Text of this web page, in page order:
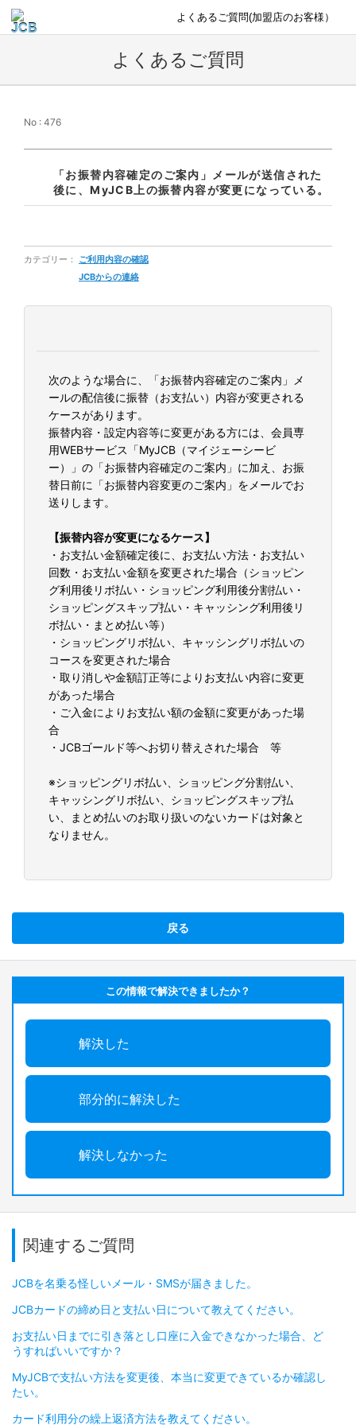
よくあるご質問(加盟店のお客様）
よくあるご質問
No : 476
「お振替内容確定のご案内」メールが送信された
後に、MyJCB上の振替内容が変更になっている。
カテゴリー：
ご利用内容の確認
JCBからの連絡
次のような場合に、「お振替内容確定のご案内」メ
ールの配信後に振替（お支払い）内容が変更される
ケースがあります。
振替内容・設定内容等に変更がある方には、会員専
用WEBサービス「MyJCB（マイジェーシービ
ー）」の「お振替内容確定のご案内」に加え、お振
替日前に「お振替内容変更のご案内」をメールでお
送りします。
【振替内容が変更になるケース】
・お支払い金額確定後に、お支払い方法・お支払い
回数・お支払い金額を変更された場合（ショッピン
グ利用後リボ払い・ショッピング利用後分割払い・
ショッピングスキップ払い・キャッシング利用後リ
ボ払い・まとめ払い等）
・ショッピングリボ払い、キャッシングリボ払いの
コースを変更された場合
・取り消しや金額訂正等によりお支払い内容に変更
があった場合
・ご入金によりお支払い額の金額に変更があった場
合
・JCBゴールド等へお切り替えされた場合 等
※ショッピングリボ払い、ショッピング分割払い、
キャッシングリボ払い、ショッピングスキップ払
い、まとめ払いのお取り扱いのないカードは対象と
なりません。
戻る
この情報で解決できましたか？
解決した
部分的に解決した
解決しなかった
関連するご質問
JCBを名乗る怪しいメール・SMSが届きました。
JCBカードの締め日と支払い日について教えてください。
お支払い日までに引き落とし口座に入金できなかった場合、ど
うすればいいですか？
MyJCBで支払い方法を変更後、本当に変更できているか確認し
たい。
カード利用分の繰上返済方法を教えてください。